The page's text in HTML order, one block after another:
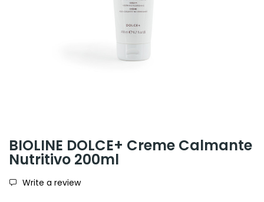
BIOLINE DOLCE+ Creme Calmante
Nutritivo 200ml
Write a review